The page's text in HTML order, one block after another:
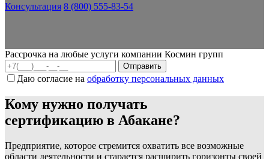
Консультация 8 (800) 555-83-54
Рассрочка на любые услуги компании Космин групп
Даю согласие на обработку персональных данных
Кому нужно получать
сертификацию в Абакане?
Предприятие, которое стремится охватить все возможные
области деятельности и старается расширить горизонты своей